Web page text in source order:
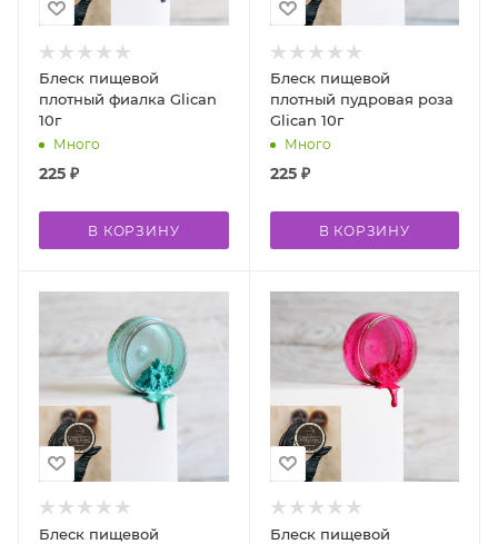
Блеск пищевой
плотный фиалка Glican
10г
Много
225 ₽
В КОРЗИНУ
Блеск пищевой
плотный пудровая роза
Glican 10г
Много
225₽
В КОРЗИНУ
Блеск пищевой
Блеск пищевой